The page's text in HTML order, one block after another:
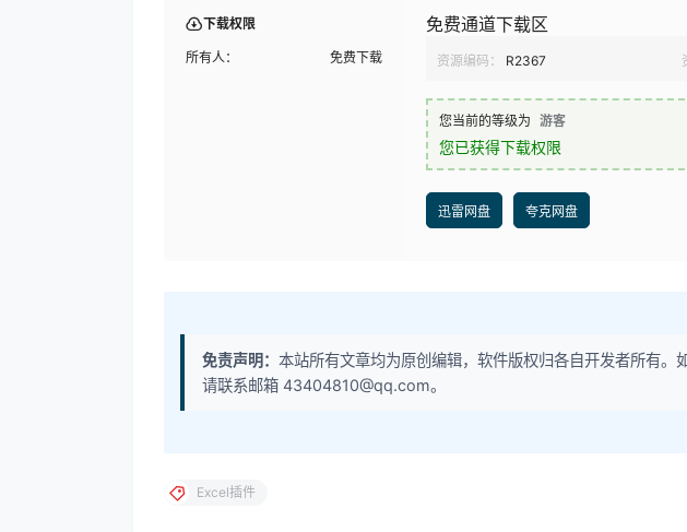
下载权限
所有人： 免费下载
免费通道下载区
资源编码： R2367
您当前的等级为 游客
您已获得下载权限
迅雷网盘 夸克网盘
免责声明： 本站所有文章均为原创编辑，软件版权归各自开发者所有。
请联系邮箱 43404810@qq.com。
Excel插件